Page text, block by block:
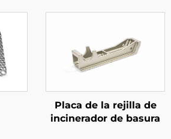
Placa de la rejilla de
incinerador de basura